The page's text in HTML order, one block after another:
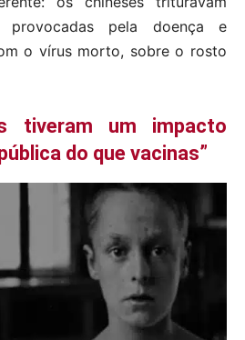
provocadas pela doença e
o vírus morto, sobre o rosto
tiveram um impacto
do que vacinas”